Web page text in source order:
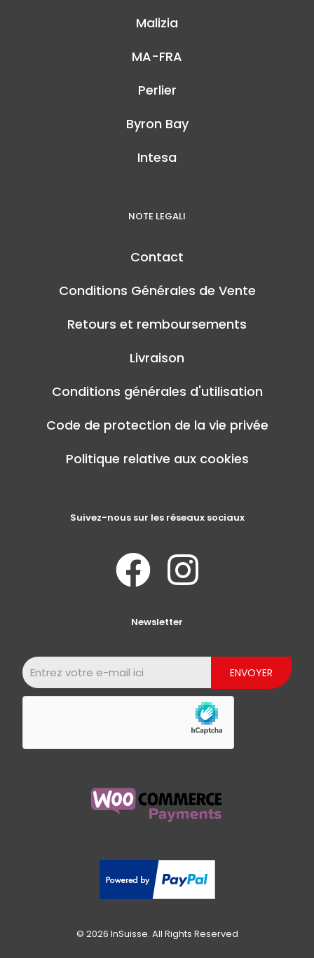
Malizia
MA-FRA
Perlier
Byron Bay
Intesa
NOTE LEGALI
Contact
Conditions Générales de Vente
Retours et remboursements
Livraison
Conditions générales d'utilisation
Code de protection de la vie privée
Politique relative aux cookies
Suivez-nous sur les réseaux sociaux
Newsletter
© 2026 InSuisse. All Rights Reserved